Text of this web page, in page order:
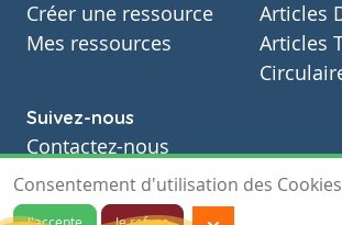
Créer une ressource
Mes ressources
Articles
Articles
Suivez-nous
Contactez-nous
Soutien scolaire
Notre page Facebook
Consentement d'utilisation des Cookies